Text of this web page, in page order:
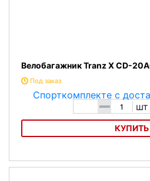
Велобагажник Tranz X CD-
Под заказ
- шт
КУПИТЬ
ВелобагажникTranz X CD-20AC